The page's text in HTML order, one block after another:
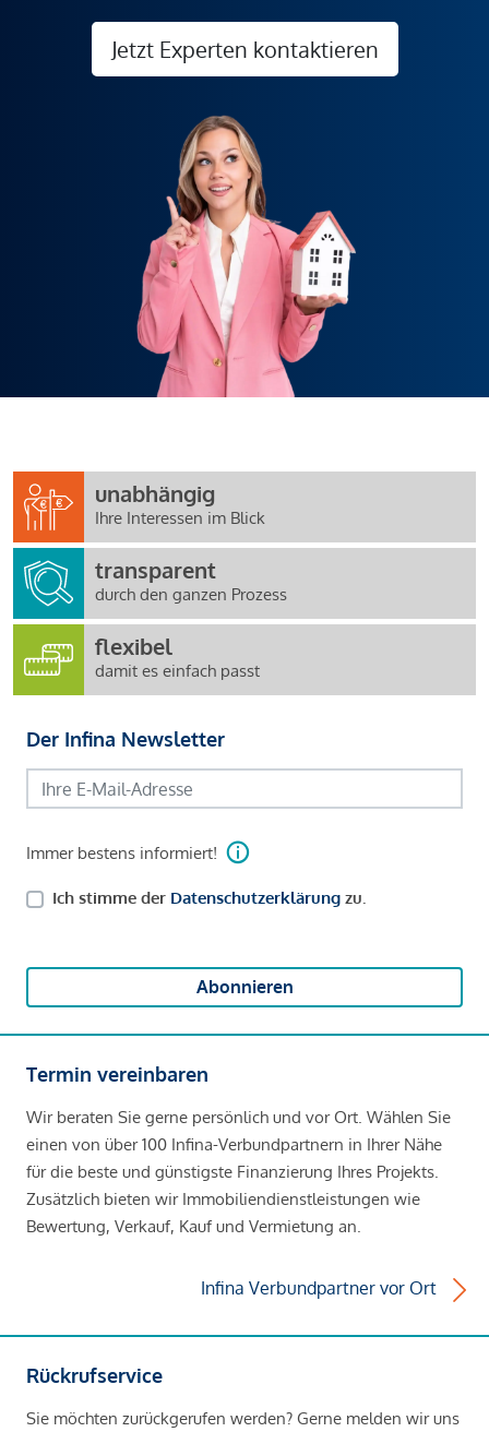
Jetzt Experten kontaktieren
unabhängig
Ihre Interessen im Blick
transparent
durch den ganzen Prozess
flexibel
damit es einfach passt
Der Infina Newsletter
Immer bestens informiert!
Ich stimme der Datenschutzerklärung zu.
Abonnieren
Termin vereinbaren
Wir beraten Sie gerne persönlich und vor Ort. Wählen Sie
einen von über 100 Infina-Verbundpartnern in Ihrer Nähe
für die beste und günstigste Finanzierung Ihres Projekts.
Zusätzlich bieten wir Immobiliendienstleistungen wie
Bewertung, Verkauf, Kauf und Vermietung an.
Infina Verbundpartner vor Ort
Rückrufservice
Sie möchten zurückgerufen werden? Gerne melden wir uns